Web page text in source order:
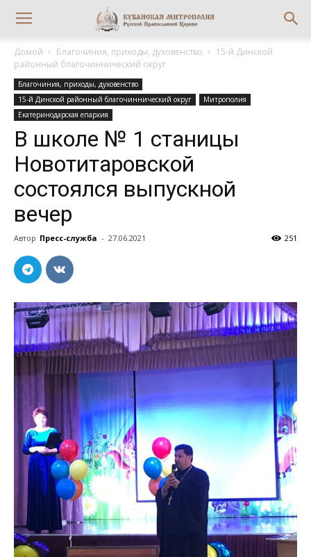
Домой Благочиния, приходы, духовенство
15-й Динской
районный благочиннический округ
Благочиния, приходы, духовенство
15-й Динской районный благочиннический округ
Митрополия
Екатеринодарская епархия
В школе № 1 станицы
Новотитаровской
состоялся выпускной
вечер
Автор Пресс-служба - 27.06.2021 251